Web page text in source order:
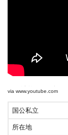
埼玉栄高校サッカー部
via www.youtube.com
国公私立
所在地